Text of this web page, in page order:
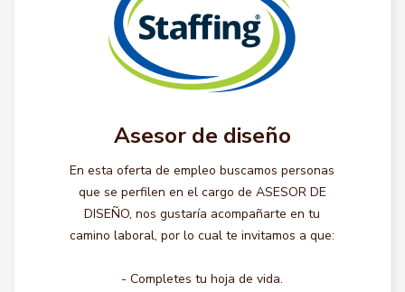
Asesor de diseño
En esta oferta de empleo buscamos personas
que se perfilen en el cargo de ASESOR DE
DISEÑO, nos gustaría acompañarte en tu
camino laboral, por lo cual te invitamos a que:
- Completes tu hoja de vida.